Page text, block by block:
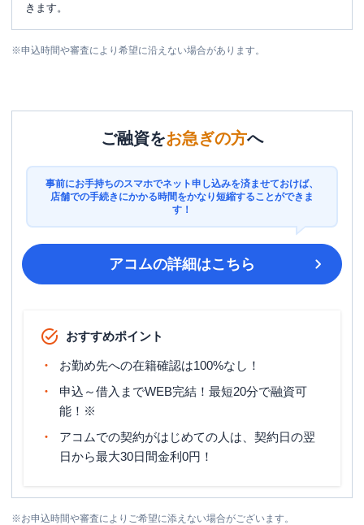
きます。
※申込時間や審査により希望に沿えない場合があります。
ご融資をお急ぎの方へ
事前にお手持ちのスマホでネット申し込みを済ませておけば、
店舗での手続きにかかる時間をかなり短縮することができま
す！
アコムの詳細はこちら
おすすめポイント
お勤め先への在籍確認は100%なし！
申込～借入までWEB完結！最短20分で融資可
能！※
アコムでの契約がはじめての人は、契約日の翌
日から最大30日間金利0円！
※お申込時間や審査によりご希望に添えない場合がございます。